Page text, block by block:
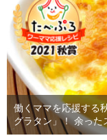
働くママを応援する
グラタン」！ 余った